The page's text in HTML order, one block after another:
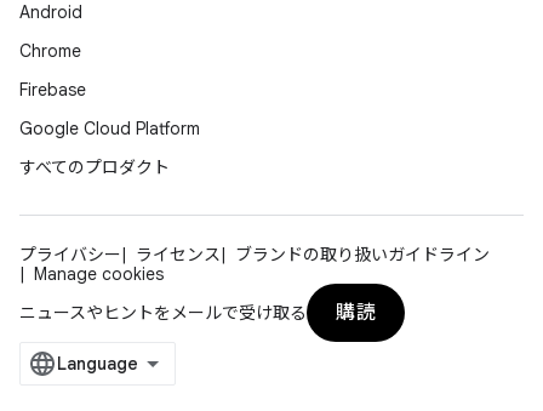
Android
Chrome
Firebase
Google Cloud Platform
すべてのプロダクト
プライバシー ライセンス
ブランドの取り扱いガイドライン
Manage cookies
ニュースやヒントをメールで受け取る
購読